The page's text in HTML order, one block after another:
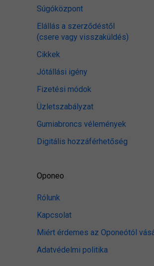
Súgóközpont
Elállás a szerződéstől
(csere vagy visszaküldés)
Cikkek
Jótállási igény
Fizetési módok
Üzletszabályzat
Gumiabroncs vélemények
Digitális hozzáférhetőség
Oponeo
Rólunk
Kapcsolat
Miért érdemes az Oponeótól
Adatvédelmi politika